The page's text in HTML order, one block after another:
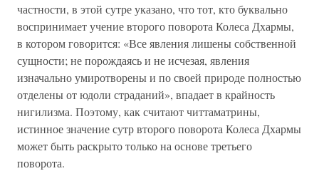
частности, в этой сутре указано, что тот, кто буквально
воспринимает учение второго поворота Колеса Дхармы,
в котором говорится: «Все явления лишены собственной
сущности; не порождаясь и не исчезая, явления
изначально умиротворены и по своей природе полностью
отделены от юдоли страданий», впадает в крайность
нигилизма. Поэтому, как считают читтаматрины,
истинное значение сутр второго поворота Колеса Дхармы
может быть раскрыто только на основе третьего
поворота.